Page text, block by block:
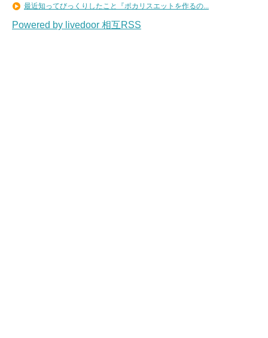
最近知ってびっくりしたこと『ポカリスエットを作るの...
Powered by livedoor 相互RSS